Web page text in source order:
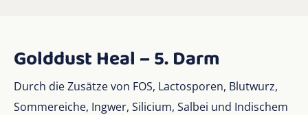
Golddust Heal – 5. Darm
Durch die Zusätze von FOS, Lactosporen, Blutwurz,
Sommereiche, Ingwer, Silicium, Salbei und Indischem